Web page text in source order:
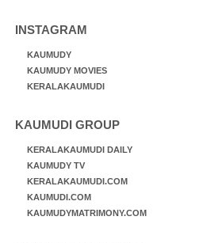
INSTAGRAM
KAUMUDY
KAUMUDY MOVIES
KERALAKAUMUDI
KAUMUDI GROUP
KERALAKAUMUDI DAILY
KAUMUDY TV
KERALAKAUMUDI.COM
KAUMUDI.COM
KAUMUDYMATRIMONY.COM